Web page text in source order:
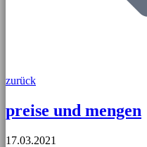
zurück
preise und mengen
17.03.2021